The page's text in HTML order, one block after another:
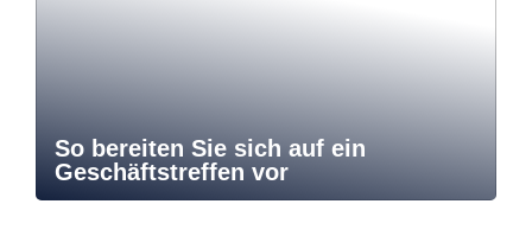
So bereiten Sie sich auf ein
Geschäftstreffen vor